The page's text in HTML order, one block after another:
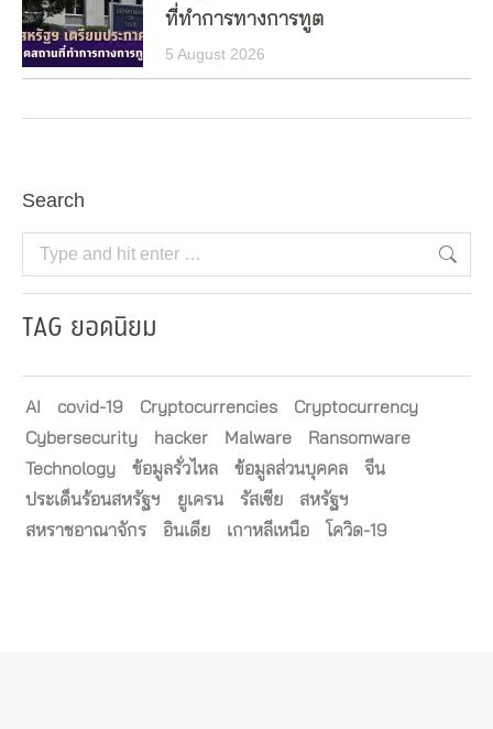
ที่ทำการทางการทูต
5 August 2026
Search
Search:
TAG ยอดนิยม
AI covid-19 Cryptocurrencies
Cryptocurrency
Cybersecurity
hacker Malware
Ransomware
Technology
ข้อมูลรั่วไหล ข้อมูลส่วนบุคคล
จีน
ประเด็นร้อนสหรัฐฯ
ยูเครน รัสเซีย
สหรัฐฯ
สหราชอาณาจักร
อินเดีย เกาหลีเหนือ โควิด-19